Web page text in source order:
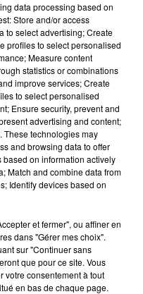
14h15
14h15
MARGUERITE
Les Filles, Les Meufs
14h04
14h04
data processing based on
Store and/or access
to select advertising; Create
profiles to select personalised
Measure content
statistics or combinations
improve services; Create
to select personalised
Ensure security, prevent and
advertising and content;
These technologies may
and browsing data to offer
on information actively
Match and combine data from
Identify devices based on
et fermer", ou affiner en
dans "Gérer mes choix".
sur "Continuer sans
que pour ce site. Vous
votre consentement à tout
en bas de chaque page.